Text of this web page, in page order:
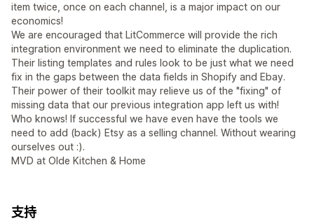
item twice, once on each channel, is a major impact on our
economics!
We are encouraged that LitCommerce will provide the rich
integration environment we need to eliminate the duplication.
Their listing templates and rules look to be just what we need
fix in the gaps between the data fields in Shopify and Ebay.
Their power of their toolkit may relieve us of the "fixing" of
missing data that our previous integration app left us with!
Who knows! If successful we have even have the tools we
need to add (back) Etsy as a selling channel. Without wearing
ourselves out :).
MVD at Olde Kitchen & Home
支持